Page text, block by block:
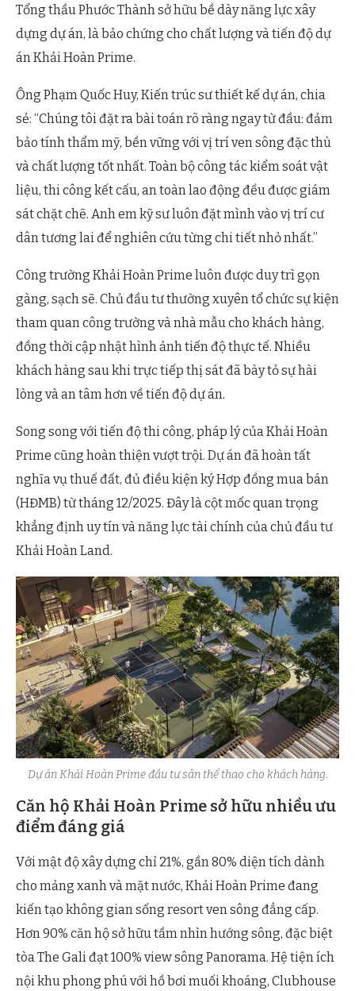
Tổng thầu Phước Thành sở hữu bề dày năng lực xây
dựng dự án, là bảo chứng cho chất lượng và tiến độ dự
án Khải Hoàn Prime.
Ông Phạm Quốc Huy, Kiến trúc sư thiết kế dự án, chia
sẻ: “Chúng tôi đặt ra bài toán rõ ràng ngay từ đầu: đảm
bảo tính thẩm mỹ, bền vững với vị trí ven sông đặc thù
và chất lượng tốt nhất. Toàn bộ công tác kiểm soát vật
liệu, thi công kết cấu, an toàn lao động đều được giám
sát chặt chẽ. Anh em kỹ sư luôn đặt mình vào vị trí cư
dân tương lai để nghiên cứu từng chi tiết nhỏ nhất.”
Công trường Khải Hoàn Prime luôn được duy trì gọn
gàng, sạch sẽ. Chủ đầu tư thường xuyên tổ chức sự kiện
tham quan công trường và nhà mẫu cho khách hàng,
đồng thời cập nhật hình ảnh tiến độ thực tế. Nhiều
khách hàng sau khi trực tiếp thị sát đã bày tỏ sự hài
lòng và an tâm hơn về tiến độ dự án.
Song song với tiến độ thi công, pháp lý của Khải Hoàn
Prime cũng hoàn thiện vượt trội. Dự án đã hoàn tất
nghĩa vụ thuế đất, đủ điều kiện ký Hợp đồng mua bán
(HĐMB) từ tháng 12/2025. Đây là cột mốc quan trọng
khẳng định uy tín và năng lực tài chính của chủ đầu tư
Khải Hoàn Land.
Dự án Khải Hoàn Prime đầu tư sân thể thao cho khách hàng.
Căn hộ Khải Hoàn Prime sở hữu nhiều ưu
điểm đáng giá
Với mật độ xây dựng chỉ 21%, gần 80% diện tích dành
cho mảng xanh và mặt nước, Khải Hoàn Prime đang
kiến tạo không gian sống resort ven sông đẳng cấp.
Hơn 90% căn hộ sở hữu tầm nhìn hướng sông, đặc biệt
tòa The Gali đạt 100% view sông Panorama. Hệ tiện ích
nội khu phong phú với hồ bơi muối khoáng, Clubhouse